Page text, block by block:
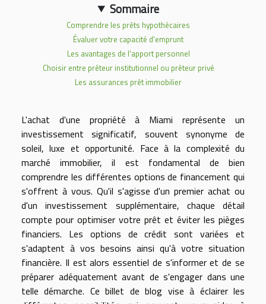
Sommaire
Comprendre les prêts hypothécaires
Évaluer votre capacité d'emprunt
Les avantages de l'apport personnel
Choisir entre prêteur institutionnel ou prêteur privé
Les assurances prêt immobilier
L'achat d'une propriété à Miami représente un
investissement significatif, souvent synonyme de
soleil, luxe et opportunité. Face à la complexité du
marché immobilier, il est fondamental de bien
comprendre les différentes options de financement qui
s'offrent à vous. Qu'il s'agisse d'un premier achat ou
d'un investissement supplémentaire, chaque détail
compte pour optimiser votre prêt et éviter les pièges
financiers. Les options de crédit sont variées et
s'adaptent à vos besoins ainsi qu'à votre situation
financière. Il est alors essentiel de s'informer et de se
préparer adéquatement avant de s'engager dans une
telle démarche. Ce billet de blog vise à éclairer les